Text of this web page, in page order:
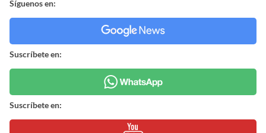
Síguenos en:
Suscríbete en:
Suscríbete en: